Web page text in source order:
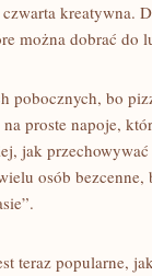
kreatywna.
można dobrać do
pobocznych, bo
proste napoje,
jak
osób
teraz popularne,